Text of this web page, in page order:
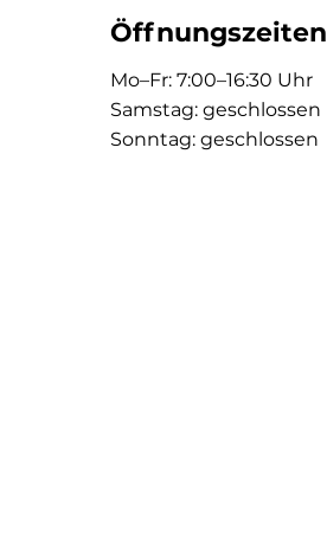
Öffnungszeiten
Mo–Fr: 7:00–16:30 Uhr
Samstag: geschlossen
Sonntag: geschlossen